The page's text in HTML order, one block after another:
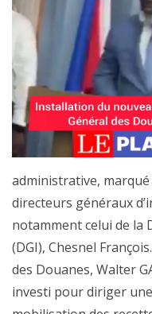
administrative,
directeurs généraux
notamment celui de la
(DGI), Chesnel
des Douanes, Walter
investi pour diriger